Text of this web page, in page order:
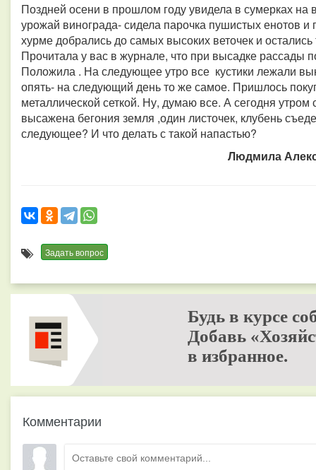
Поздней осени в прошлом году увидела в сумерках на
урожай винограда- сидела парочка пушистых енотов и
хурме добрались до самых высоких веточек и
Прочитала у вас в журнале, что при высадке рассады
Положила . На следующее утро все кустики лежали
опять- на следующий день то же самое. Пришлось
металлической сеткой. Ну, думаю все. А сегодня
высажена бегония земля ,один листочек, клубень
следующее? И что делать с такой напастью?
Людмила
Задать вопрос
Будь в курсе
Добавь
в избранное.
Комментарии